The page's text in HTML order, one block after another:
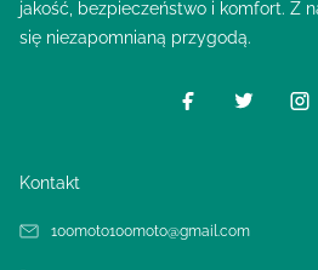
jakość, bezpieczeństwo i komfort. Z
się niezapomnianą przygodą.
Kontakt
100moto100moto@gmail.com